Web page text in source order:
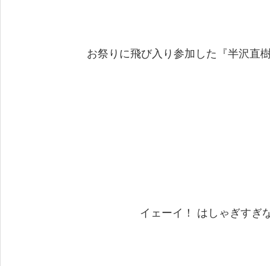
お祭りに飛び入り参加した『半沢直
イェーイ！ はしゃぎすぎ